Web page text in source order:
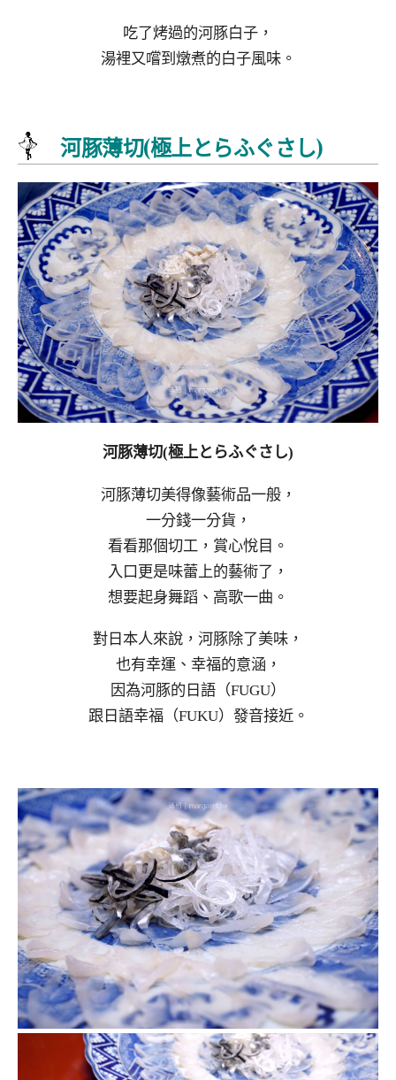
吃了烤過的河豚白子，
湯裡又嚐到燉煮的白子風味。
河豚薄切(極上とらふぐさし)
河豚薄切(極上とらふぐさし)
河豚薄切美得像藝術品一般，
一分錢一分貨，
看看那個切工，賞心悅目。
入口更是味蕾上的藝術了，
想要起身舞蹈、高歌一曲。
對日本人來說，河豚除了美味，
也有幸運、幸福的意涵，
因為河豚的日語（FUGU）
跟日語幸福（FUKU）發音接近。